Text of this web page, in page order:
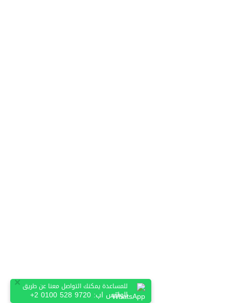
×للمساعدة يمكنك التواصل معنا عن طريق
الواتس اب: +2 0100 528 9720